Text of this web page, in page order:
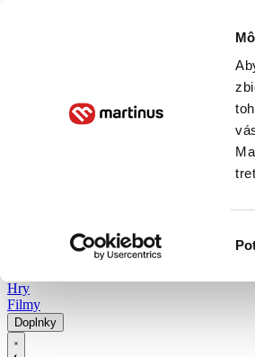
Hry
Filmy
Doplnky